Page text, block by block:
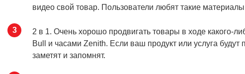
видео свой товар. Пользователи любят такие
2 в 1. Очень хорошо продвигать товары в ходе какого-
Bull и часами Zenith. Если ваш продукт или услуга
заметят и запомнят.